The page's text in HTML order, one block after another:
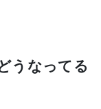
うなってる